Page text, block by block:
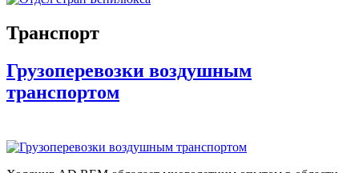
Транспорт
Грузоперевозки воздушным
транспортом